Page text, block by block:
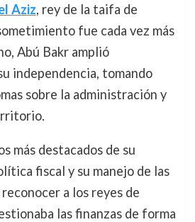
Aziz, rey de la taifa de
fue cada vez más
Abú Bakr amplió
independencia, tomando
sobre la administración y
más destacados de su
fiscal y su manejo de las
a los reyes de
las finanzas de forma